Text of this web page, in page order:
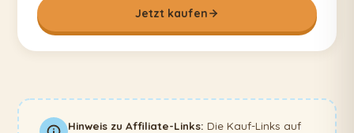
Jetzt kaufen
Hinweis zu Affiliate-Links: Die Kauf-Links auf